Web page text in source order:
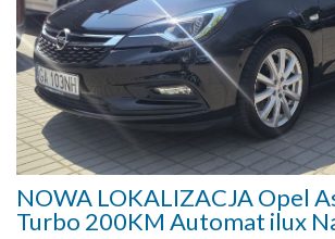
NOWA LOKALIZACJA Opel
Turbo 200KM Automat ilux